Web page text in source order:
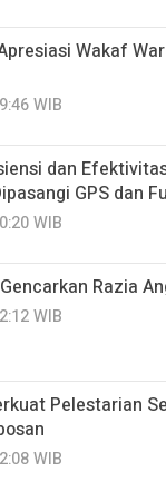
Wakaf
WIB
dan
GPS dan
WIB
Razia
WIB
Pelestarian
WIB